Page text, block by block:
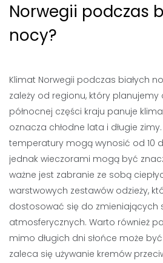
Norwegii podczas
nocy?
Klimat Norwegii podczas białych
zależy od regionu, który planujemy
północnej części kraju panuje
oznacza chłodne lata i długie
temperatury mogą wynosić od 10
jednak wieczorami mogą być
ważne jest zabranie ze sobą
warstwowych zestawów odzieży,
dostosować się do zmieniających
atmosferycznych. Warto również
mimo długich dni słońce może
zaleca się używanie kremów